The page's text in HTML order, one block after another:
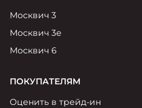
Москвич 3
Москвич 3е
Москвич 6
ПОКУПАТЕЛЯМ
Оценить в трейд-ин